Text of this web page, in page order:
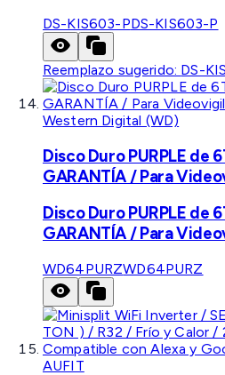
DS-KIS603-PDS-KIS603-P
Reemplazo sugerido: DS-
Western Digital (WD)
Disco Duro PURPLE de
GARANTÍA / Para
Disco Duro PURPLE de
GARANTÍA / Para
WD64PURZWD64PURZ
AUFIT